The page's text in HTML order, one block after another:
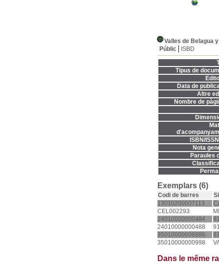
Valles de Belagua
Públic
ISBD
Tipus de
Data de
Altre
Nombre de
ISBN/
Nota
Paraules
Exemplars (6)
Codi de barres
13010200007113
CEL002293
24010000000484
24010000000488
35010000006896
35010000000998
Dans le même